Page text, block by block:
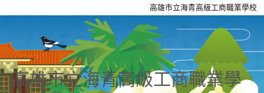
高雄市立海青高級工商職業學校
高雄市立海青高級工商職業學